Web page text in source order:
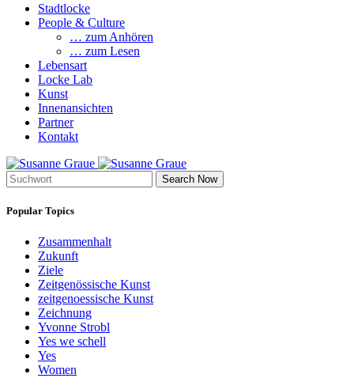
Stadtlocke
People & Culture
… zum Anhören
… zum Lesen
Lebensart
Locke Lab
Kunst
Innenansichten
Partner
Kontakt
Search Now
Popular Topics
Zusammenhalt
Zukunft
Ziele
Zeitgenössische Kunst
zeitgenoessische Kunst
Zeichnung
Yvonne Strobl
Yes we schell
Yes
Women